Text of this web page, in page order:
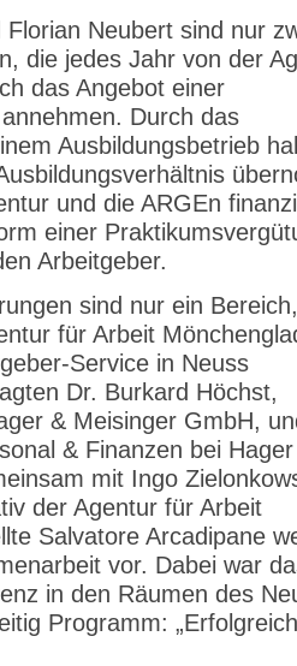
Neubert sind nur
die jedes Jahr von der
das Angebot einer
Durch das
Ausbildungsbetrieb
und die ARGEn
einer
Arbeitgeber.
sind nur ein
für Arbeit
Service in Neuss
Dr. Burkard Höchst,
& Meisinger GmbH,
& Finanzen bei
mit Ingo
der Agentur für Arbeit
Salvatore Arcadipane
vor. Dabei war
in den Räumen des
Programm: